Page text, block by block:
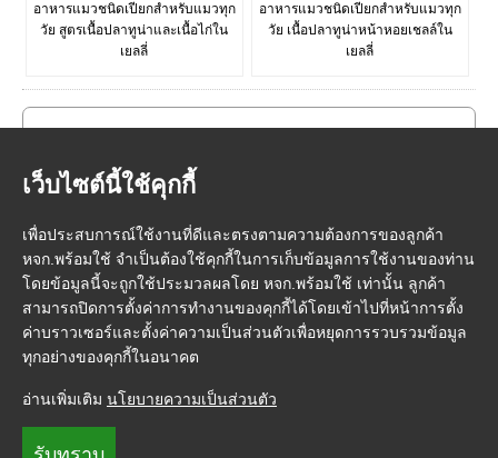
เว็บไซต์นี้ใช้คุกกี้
เพื่อประสบการณ์ใช้งานที่ดีและตรงตามความต้องการของลูกค้า
หจก.พร้อมใช้ จำเป็นต้องใช้คุกกี้ในการเก็บข้อมูลการใช้งานของท่าน
โดยข้อมูลนี้จะถูกใช้ประมวลผลโดย หจก.พร้อมใช้ เท่านั้น ลูกค้า
สามารถปิดการตั้งค่าการทำงานของคุกกี้ได้โดยเข้าไปที่หน้าการตั้ง
ค่าบราวเซอร์และตั้งค่าความเป็นส่วนตัวเพื่อหยุดการรวบรวมข้อมูล
ทุกอย่างของคุกกี้ในอนาคต
อ่านเพิ่มเติม นโยบายความเป็นส่วนตัว
อาหารแมวชนิดเปียกสำหรับแมวทุก
วัย สูตรเนื้อปลาทูน่าและเนื้อไก่ใน
เยลลี่
อาหารแมวชนิดเปียกสำหรับแมวทุก
วัย เนื้อปลาทูน่าหน้าหอยเชลล์ใน
เยลลี่
ติดต่อเรา|เกี่ยวกับเรา|ข้อกำหนดและเงื่อนไข